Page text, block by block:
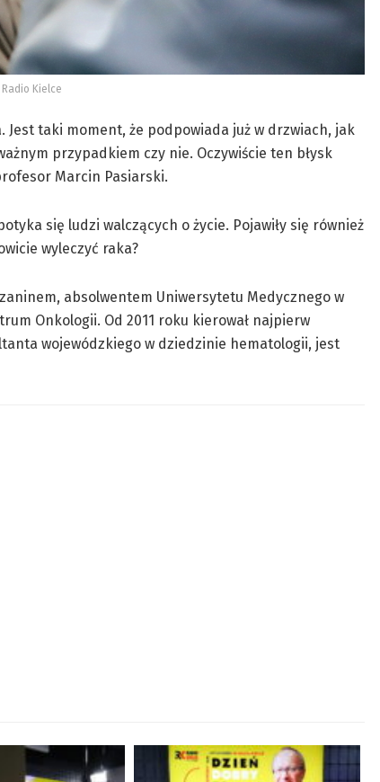
Kielce
taki moment, że podpowiada już w drzwiach, jak
przypadkiem czy nie. Oczywiście ten błysk
Marcin Pasiarski.
się ludzi walczących o życie. Pojawiły się również
wyleczyć raka?
absolwentem Uniwersytetu Medycznego w
Onkologii. Od 2011 roku kierował najpierw
wojewódzkiego w dziedzinie hematologii, jest